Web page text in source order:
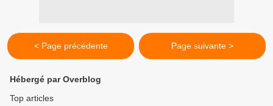
< Page précédente Page suivante >
Hébergé par Overblog
Top articles